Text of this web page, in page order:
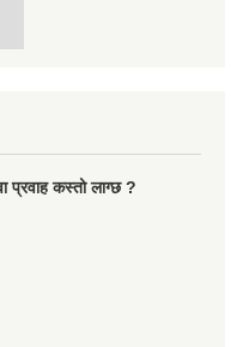
प्रवाह कस्तो लाग्छ ?